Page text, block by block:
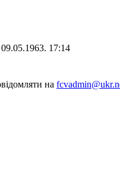
09.05.1963. 17:14
на